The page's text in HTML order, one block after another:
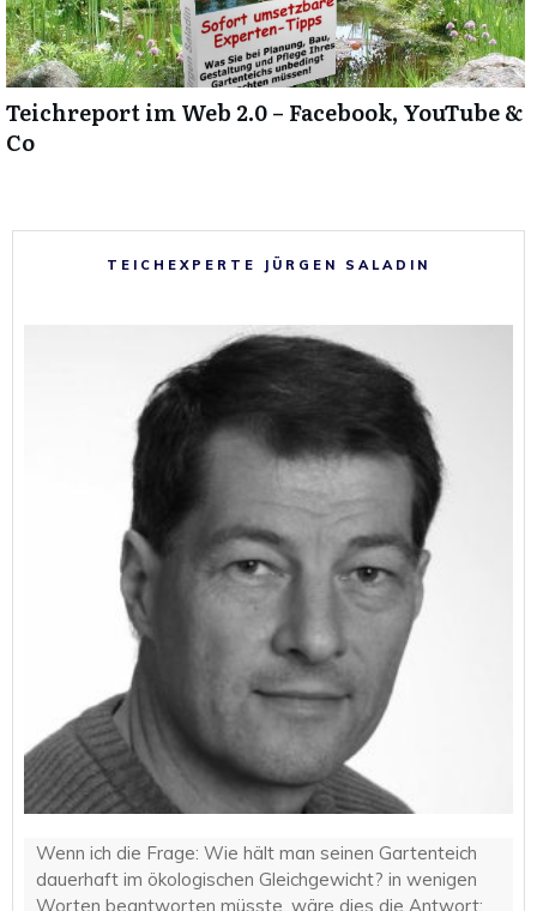
Teichreport im Web 2.0 – Facebook, YouTube &
Co
TEICHEXPERTE JÜRGEN SALADIN
Wenn ich die Frage: Wie hält man seinen Gartenteich
dauerhaft im ökologischen Gleichgewicht? in wenigen
Worten beantworten müsste, wäre dies die Antwort: